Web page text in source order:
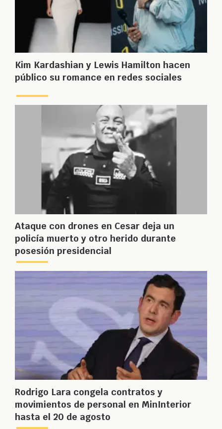
Kim Kardashian y Lewis Hamilton hacen
público su romance en redes sociales
Ataque con drones en Cesar deja un
policía muerto y otro herido durante
posesión presidencial
Rodrigo Lara congela contratos y
movimientos de personal en MinInterior
hasta el 20 de agosto